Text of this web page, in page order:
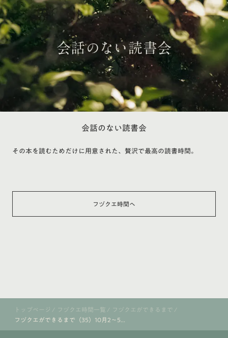
会話のない読書会
その本を読むためだけに用意された、贅沢で最高の読書時間。
フヅクエ時間へ
トップページ / フヅクエ時間一覧 / フヅクエができるまで
/
フヅクエができるまで（35）10月2〜5...